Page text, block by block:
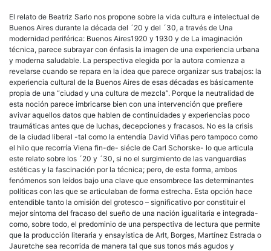
El relato de Beatriz Sarlo nos propone sobre la vida cultura e intelectual de
Buenos Aires durante la década del ´20 y del ´30, a través de Una
modernidad periférica: Buenos Aires1920 y 1930 y de La imaginación
técnica, parece subrayar con énfasis la imagen de una experiencia urbana
y moderna saludable. La perspectiva elegida por la autora comienza a
revelarse cuando se repara en la idea que parece organizar sus trabajos: la
experiencia cultural de la Buenos Aires de esas décadas es básicamente
propia de una “ciudad y una cultura de mezcla”. Porque la neutralidad de
esta noción parece imbricarse bien con una intervención que prefiere
avivar aquellos datos que hablen de continuidades y experiencias poco
traumáticas antes que de luchas, decepciones y fracasos. No es la crisis
de la ciudad liberal -tal como la entendía David Viñas pero tampoco como
el hilo que recorría Viena fin-de- siécle de Carl Schorske- lo que articula
este relato sobre los ´20 y ´30, si no el surgimiento de las vanguardias
estéticas y la fascinación por la técnica; pero, de esta forma, ambos
fenómenos son leídos bajo una clave que ensombrece las determinantes
políticas con las que se articulaban de forma estrecha. Esta opción hace
entendible tanto la omisión del grotesco – significativo por constituir el
mejor síntoma del fracaso del sueño de una nación igualitaria e integrada-
como, sobre todo, el predominio de una perspectiva de lectura que permite
que la producción literaria y ensayística de Arlt, Borges, Martínez Estrada o
Jauretche sea recorrida de manera tal que sus tonos más agudos y